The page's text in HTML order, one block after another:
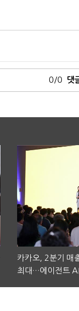
0/0 댓
카카오, 2분기 매
최대…에이전트